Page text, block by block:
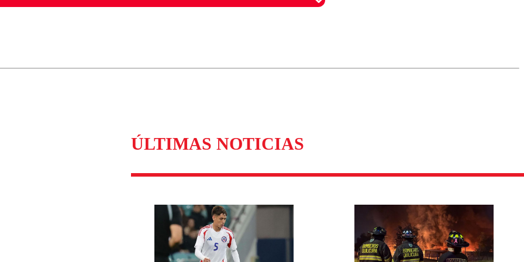
ÚLTIMAS NOTICIAS